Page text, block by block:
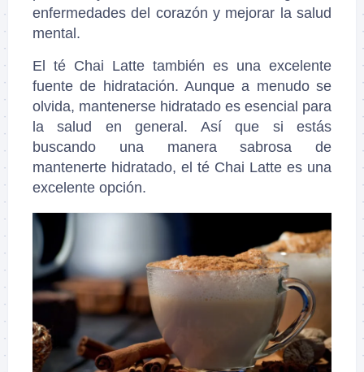
enfermedades del corazón y mejorar la salud
mental.
El té Chai Latte también es una excelente
fuente de hidratación. Aunque a menudo se
olvida, mantenerse hidratado es esencial para
la salud en general. Así que si estás
buscando una manera sabrosa de
mantenerte hidratado, el té Chai Latte es una
excelente opción.